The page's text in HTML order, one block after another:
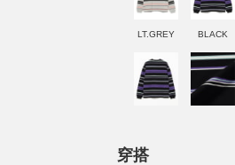
LT.GREY BLACK
穿搭